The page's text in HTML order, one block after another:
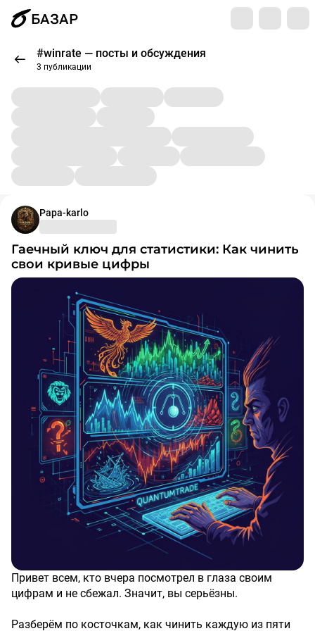
БАЗАР
#winrate — посты и обсуждения
3 публикации
Papa-karlo
Гаечный ключ для статистики: Как чинить
свои кривые цифры
Привет всем, кто вчера посмотрел в глаза своим
цифрам и не сбежал. Значит, вы серьёзны.
Разберём по косточкам, как чинить каждую из пяти